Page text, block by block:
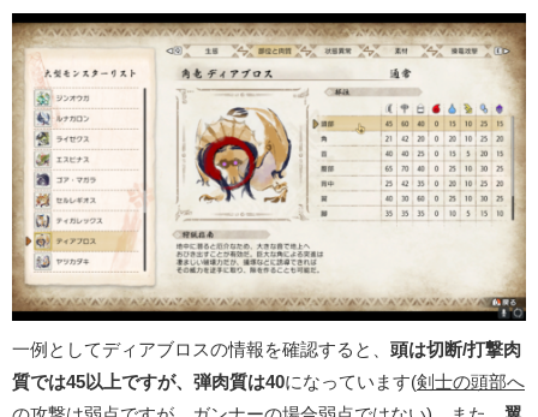
一例としてディアブロスの情報を確認すると、 頭は切断/打撃肉
質では45以上ですが、弾肉質は40になっています(剣士の頭部へ